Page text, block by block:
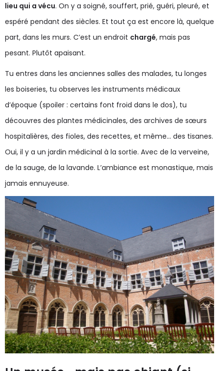
lieu qui a vécu. On y a soigné, souffert, prié, guéri, pleuré, et
espéré pendant des siècles. Et tout ça est encore là, quelque
part, dans les murs. C’est un endroit chargé, mais pas
pesant. Plutôt apaisant.
Tu entres dans les anciennes salles des malades, tu longes
les boiseries, tu observes les instruments médicaux
d’époque (spoiler : certains font froid dans le dos), tu
découvres des plantes médicinales, des archives de sœurs
hospitalières, des fioles, des recettes, et même… des tisanes.
Oui, il y a un jardin médicinal à la sortie. Avec de la verveine,
de la sauge, de la lavande. L’ambiance est monastique, mais
jamais ennuyeuse.